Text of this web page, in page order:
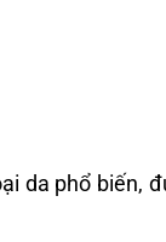
da phổ biến,